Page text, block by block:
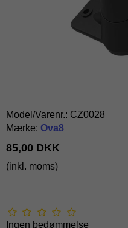
Model/Varenr.: CZ0028
Mærke: Ova8
85,00 DKK
(inkl. moms)
Ingen bedømmelse